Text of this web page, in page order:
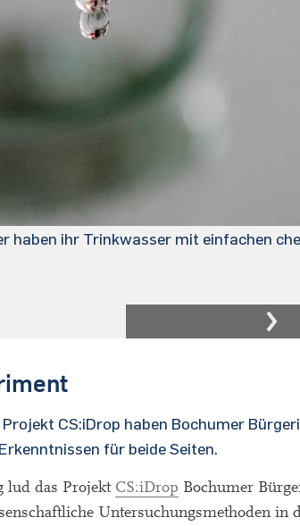
haben ihr Trinkwasser mit einfachen
CS:iDrop haben Bochumer
für beide Seiten.
lud das Projekt CS:iDrop Bochumer
Untersuchungsmethoden in